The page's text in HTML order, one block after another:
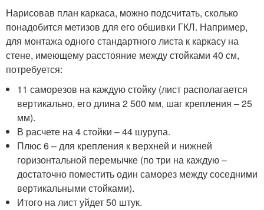
Нарисовав план каркаса, можно подсчитать, сколько
понадобится метизов для его обшивки ГКЛ. Например,
для монтажа одного стандартного листа к каркасу на
стене, имеющему расстояние между стойками 40 см,
потребуется:
11 саморезов на каждую стойку (лист располагается
вертикально, его длина 2 500 мм, шаг крепления – 25
мм).
В расчете на 4 стойки – 44 шурупа.
Плюс 6 – для крепления к верхней и нижней
горизонтальной перемычке (по три на каждую –
достаточно поместить один саморез между соседними
вертикальными стойками).
Итого на лист уйдет 50 штук.